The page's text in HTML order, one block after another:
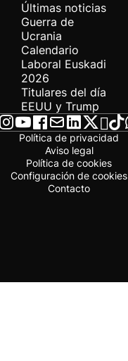
Últimas noticias
Guerra de
Ucrania
Calendario
Laboral Euskadi
2026
Titulares del día
EEUU y Trump
Política de privacidad
Aviso legal
Política de cookies
Configuración de cookies
Contacto